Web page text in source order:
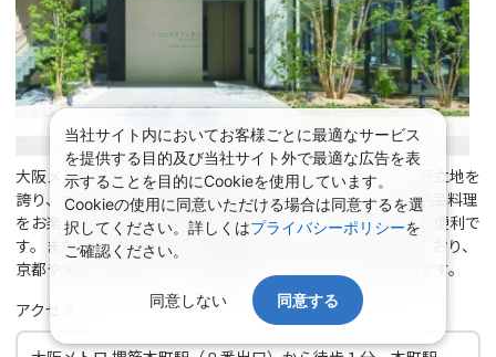
大阪メトロ中央線の堺筋本町駅から徒歩わずか１分という好立地を
誇り、大阪城、大阪駅周辺の梅田エリア、ショッピングや絶品料理
をお楽しみいただける難波、心斎橋エリアへのお出かけにも便利で
す。また東海道新幹線の新大阪駅へのアクセスにも恵まれており、
京都や東京、福岡といった主要都市へのお出かけにも便利です。
アクセス
当社サイト内においてお客様ごとに最適なサービス
を提供する目的及び当社サイト外で最適な広告を表
示することを目的にCookieを使用しています。
Cookieの使用に同意いただける場合は同意するを選
択してください。詳しくはプライバシーポリシーを
ご確認ください。
同意しない 同意する